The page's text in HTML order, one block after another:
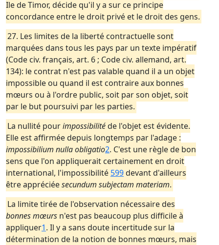
Ile de Timor, décide qu'il y a sur ce principe
concordance entre le droit privé et le droit des gens.
27. Les limites de la liberté contractuelle sont
marquées dans tous les pays par un texte impératif
(Code civ. français, art. 6 ; Code civ. allemand, art.
134): le contrat n'est pas valable quand il a un objet
impossible ou quand il est contraire aux bonnes
mœurs ou à l'ordre public, soit par son objet, soit
par le but poursuivi par les parties.
La nullité pourimpossibilitéde l'objet est évidente.
Elle est affirmée depuis longtemps par l'adage :
impossibilium nulla obligatio2. C'est une règle de bon
sens que l'on appliquerait certainement en droit
international, l'impossibilité 599devant d'ailleurs
être appréciéesecundum subjectam materiam.
La limite tirée de l'observation nécessaire des
bonnes mœurs n'est pas beaucoup plus difficile à
appliquer1. Il y a sans doute incertitude sur la
détermination de la notion de bonnes mœurs, mais